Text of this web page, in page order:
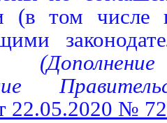
(в том числе
22.05.2020 №